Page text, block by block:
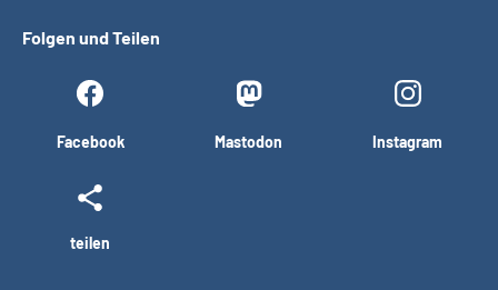
Folgen und Teilen
Facebook Mastodon Instagram
teilen